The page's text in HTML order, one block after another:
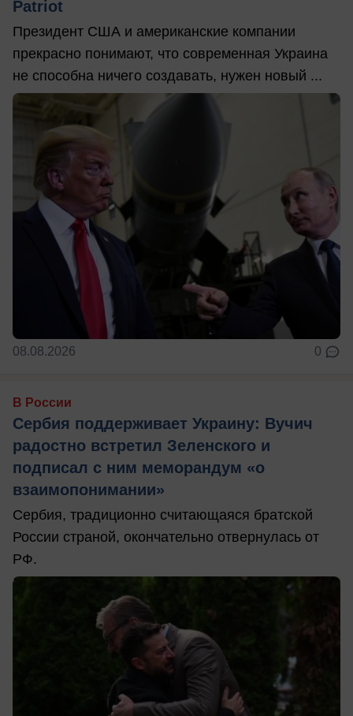
Patriot
Президент США и американские компании
прекрасно понимают, что современная Украина
не способна ничего создавать, нужен новый ...
08.08.2026 0
В России
Сербия поддерживает Украину: Вучич
радостно встретил Зеленского и
подписал с ним меморандум «о
взаимопонимании»
Сербия, традиционно считающаяся братской
России страной, окончательно отвернулась от
РФ.